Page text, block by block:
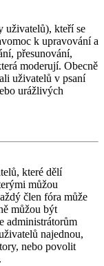
uživatelů), kteří se
k upravování a
přesunování,
moderují. Obecně
uživatelů v psaní
urážlivých
které dělí
můžou
člen fóra může
můžou být
administrátorům
najednou,
nebo povolit